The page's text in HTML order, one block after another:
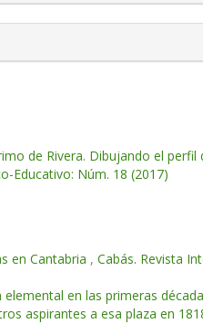
de Rivera. Dibujando el
Educativo: Núm. 18 (2017)
en Cantabria , Cabás. Revista
en las primeras
aspirantes a esa plaza en